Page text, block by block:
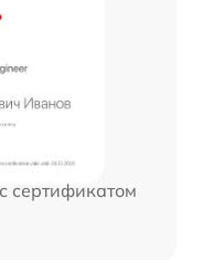
сертификатом